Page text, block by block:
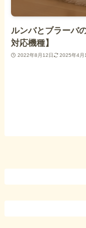
ルンバとブラーバ
対応機種】
2022年8月12日 2025年4月